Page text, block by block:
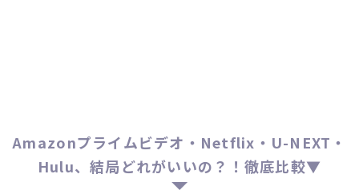
Amazonプライムビデオ・Netflix・U-NEXT・
Hulu、結局どれがいいの？！徹底比較▼